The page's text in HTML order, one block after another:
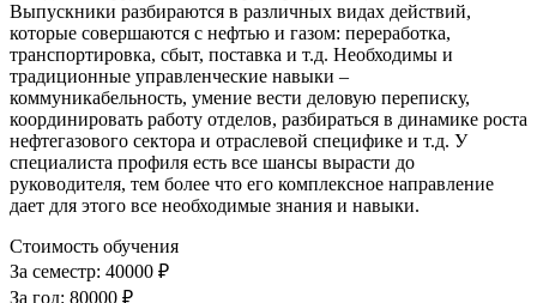
Выпускники разбираются в различных видах действий,
которые совершаются с нефтью и газом: переработка,
транспортировка, сбыт, поставка и т.д. Необходимы и
традиционные управленческие навыки –
коммуникабельность, умение вести деловую переписку,
координировать работу отделов, разбираться в динамике роста
нефтегазового сектора и отраслевой специфике и т.д. У
специалиста профиля есть все шансы вырасти до
руководителя, тем более что его комплексное направление
дает для этого все необходимые знания и навыки.
Стоимость обучения
За семестр: 40000 ₽
За год: 80000 ₽